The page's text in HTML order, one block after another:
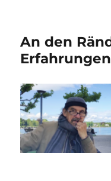
An den